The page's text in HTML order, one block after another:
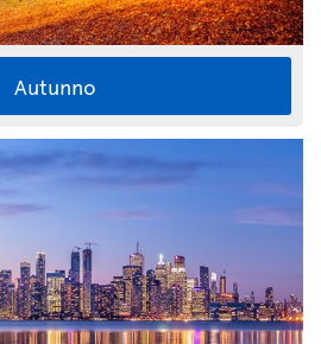
Autunno